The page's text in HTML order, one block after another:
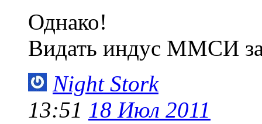
Однако!
Видать индус ММСИ
Night Stork
13:51 18 Июл 2011